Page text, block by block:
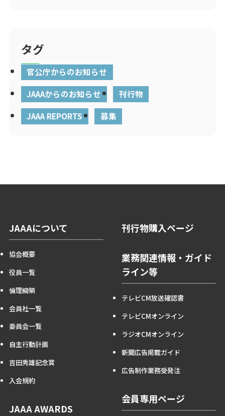
タグ
官公庁からのお知らせ
JAAAからのお知らせ
刊行物
JAAA REPORTS
募集
JAAAについて
協会概要
役員一覧
倫理綱領
会員社一覧
委員会一覧
自主行動計画
吉田秀雄記念賞
入会規約
JAAA AWARDS
刊行物購入ページ
業務関連情報・ガイド
ライン等
テレビCM放送確認書
テレビCMオンライン
ラジオCMオンライン
新聞広告掲載ガイド
広告制作業務受発注
会員専用ページ